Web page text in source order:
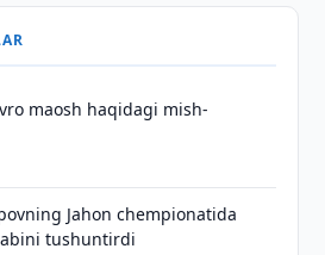
maosh haqidagi mish-
Jahon chempionatida
tushuntirdi